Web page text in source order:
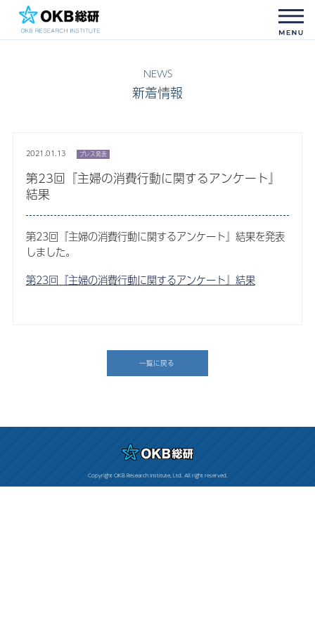
新着情報
2021.01.13 プレス発表
第23回『主婦の消費行動に関するアンケート』
結果
第23回『主婦の消費行動に関するアンケート』結果を発表
しました。
第23回『主婦の消費行動に関するアンケート』結果
一覧に戻る
Copyright OKB Research Institute, Ltd. All right reserved.